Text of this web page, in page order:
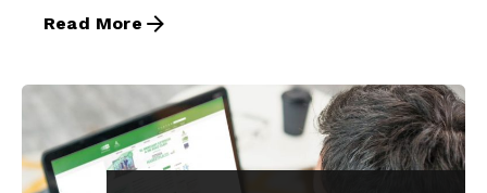
Read More